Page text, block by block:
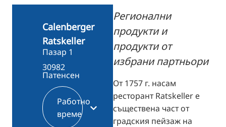
UK
Регионални
продукти и
продукти от
избрани партньори
От 1757 г. насам
ресторант Ratskeller е
съществена част от
градския пейзаж на
Calenberger
Ratskeller
Пазар 1
30982
Патенсен
Работно
време